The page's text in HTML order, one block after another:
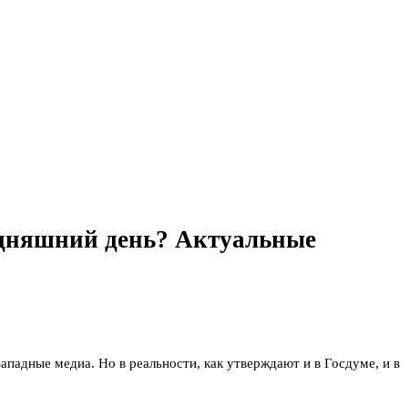
день? Актуальные
медиа. Но в реальности, как утверждают и в Госдуме, и в